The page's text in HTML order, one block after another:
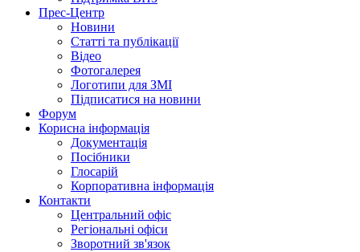
Прес-Центр
Новини
Статті та публікації
Відео
Фотогалерея
Логотипи для ЗМІ
Підписатися на новини
Форум
Корисна інформація
Документація
Посібники
Глосарій
Корпоративна інформація
Контакти
Центральний офіс
Регіональні офіси
Зворотний зв'язок